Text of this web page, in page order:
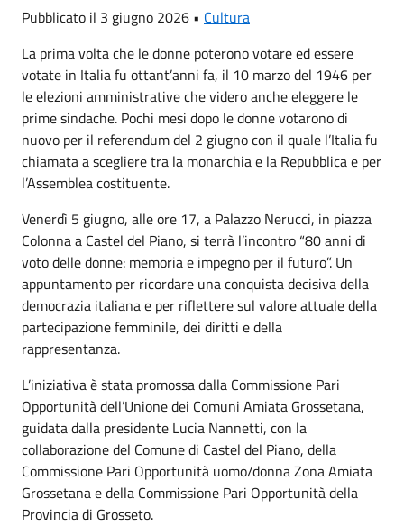
Pubblicato il 3 giugno 2026 • Cultura
La prima volta che le donne poterono votare ed essere
votate in Italia fu ottant’anni fa, il 10 marzo del 1946 per
le elezioni amministrative che videro anche eleggere le
prime sindache. Pochi mesi dopo le donne votarono di
nuovo per il referendum del 2 giugno con il quale l’Italia fu
chiamata a scegliere tra la monarchia e la Repubblica e per
l’Assemblea costituente.
Venerdì 5 giugno, alle ore 17, a Palazzo Nerucci, in piazza
Colonna a Castel del Piano, si terrà l’incontro “80 anni di
voto delle donne: memoria e impegno per il futuro”. Un
appuntamento per ricordare una conquista decisiva della
democrazia italiana e per riflettere sul valore attuale della
partecipazione femminile, dei diritti e della
rappresentanza.
L’iniziativa è stata promossa dalla Commissione Pari
Opportunità dell’Unione dei Comuni Amiata Grossetana,
guidata dalla presidente Lucia Nannetti, con la
collaborazione del Comune di Castel del Piano, della
Commissione Pari Opportunità uomo/donna Zona Amiata
Grossetana e della Commissione Pari Opportunità della
Provincia di Grosseto.